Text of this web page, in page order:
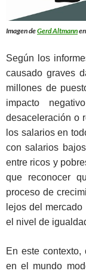
Imagen deGerd Altmannen
Según los
causado graves
millones de
impacto
desaceleración o
los salarios en
con salarios bajos
entre ricos y
que reconocer
proceso de
lejos del
el nivel de
En este
en el mundo